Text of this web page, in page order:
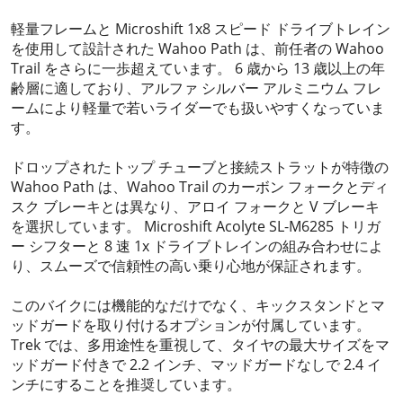
軽量フレームと Microshift 1x8 スピード ドライブトレイン
を使用して設計された Wahoo Path は、前任者の Wahoo
Trail をさらに一歩超えています。 6 歳から 13 歳以上の年
齢層に適しており、アルファ シルバー アルミニウム フレ
ームにより軽量で若いライダーでも扱いやすくなっていま
す。
ドロップされたトップ チューブと接続ストラットが特徴の
Wahoo Path は、Wahoo Trail のカーボン フォークとディ
スク ブレーキとは異なり、アロイ フォークと V ブレーキ
を選択しています。 Microshift Acolyte SL-M6285 トリガ
ー シフターと 8 速 1x ドライブトレインの組み合わせによ
り、スムーズで信頼性の高い乗り心地が保証されます。
このバイクには機能的なだけでなく、キックスタンドとマ
ッドガードを取り付けるオプションが付属しています。
Trek では、多用途性を重視して、タイヤの最大サイズをマ
ッドガード付きで 2.2 インチ、マッドガードなしで 2.4 イ
ンチにすることを推奨しています。